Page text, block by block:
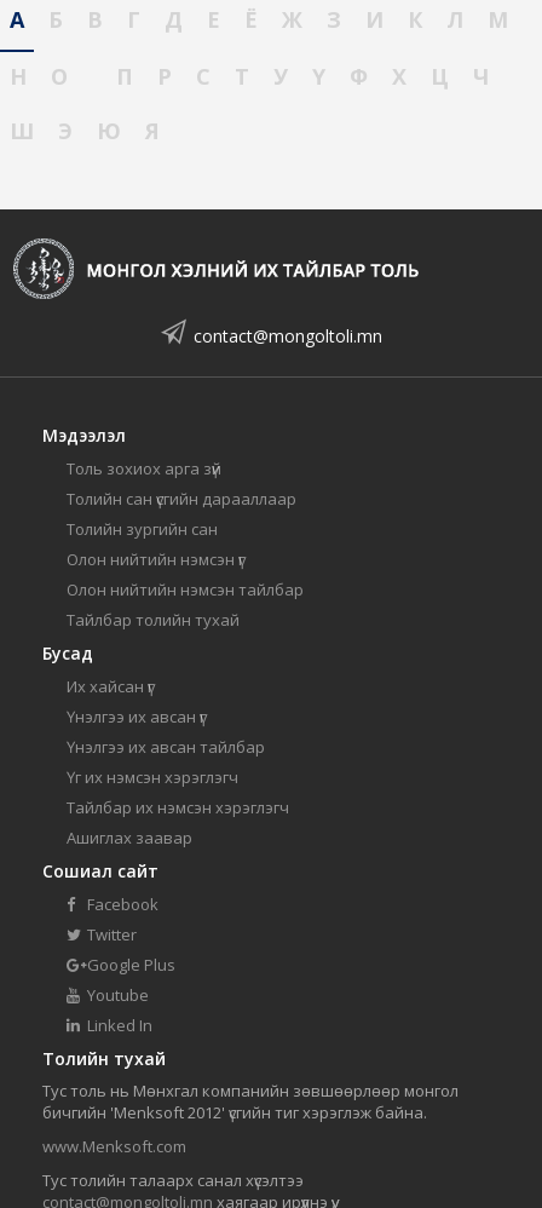
А Б В Г Д Е Ё Ж З И К Л
М
Н
О П Р С Т У Ү Ф Х Ц
Ч
Ш
Э Ю Я
contact@mongoltoli.mn
Мэдээлэл
Толь зохиох арга зүй
Толийн сан үсгийн дарааллаар
Толийн зургийн сан
Олон нийтийн нэмсэн үг
Олон нийтийн нэмсэн тайлбар
Тайлбар толийн тухай
Бусад
Их хайсан үг
Үнэлгээ их авсан үг
Үнэлгээ их авсан тайлбар
Үг их нэмсэн хэрэглэгч
Тайлбар их нэмсэн хэрэглэгч
Ашиглах заавар
Сошиал сайт
Facebook
Twitter
Google Plus
Youtube
Linked In
Толийн тухай
Тус толь нь Мөнхгал компанийн зөвшөөрлөөр монгол
бичгийн 'Menksoft 2012' үсгийн тиг хэрэглэж байна.
www.Menksoft.com
Тус толийн талаарх санал хүсэлтээ
contact@mongoltoli.mn хаягаар ирүүлнэ үү.